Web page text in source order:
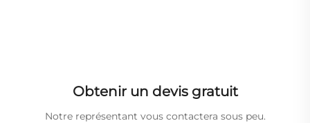
Obtenir un devis gratuit
Notre représentant vous contactera sous peu.